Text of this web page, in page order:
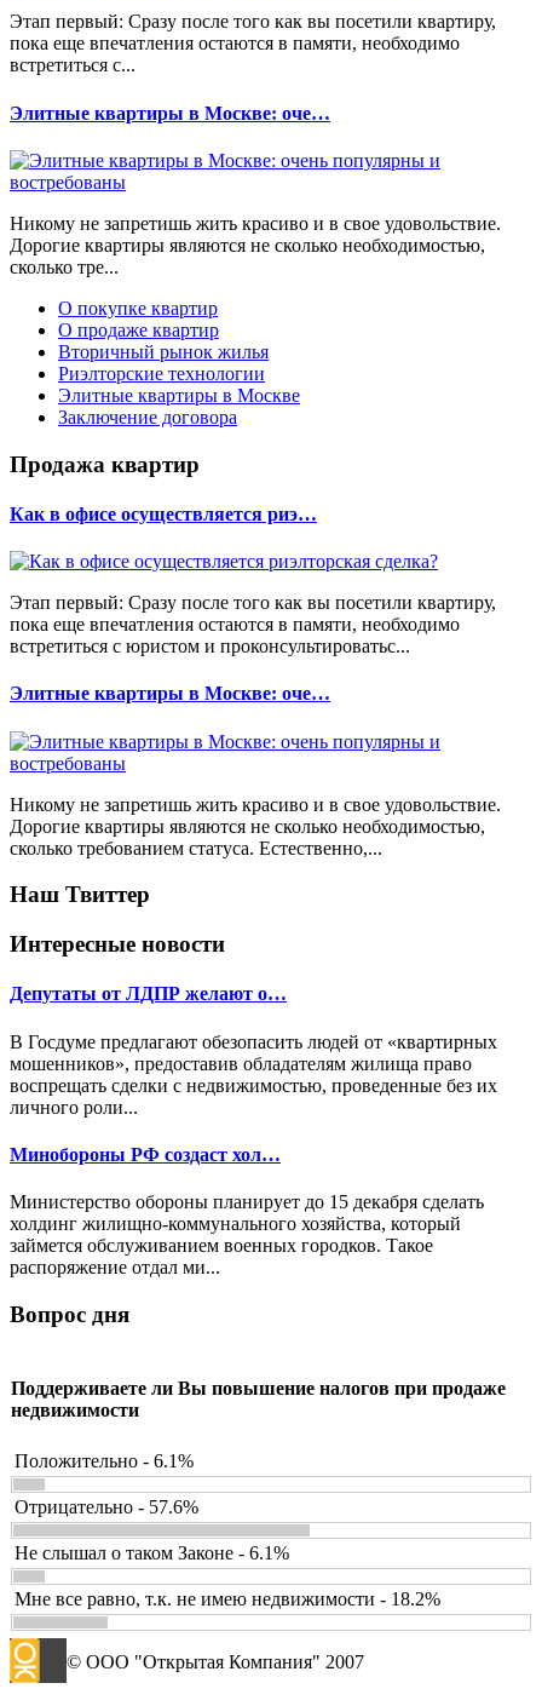
Этап первый: Сразу после того как вы посетили квартиру,
пока еще впечатления остаются в памяти, необходимо
встретиться с...
Элитные квартиры в Москве: оче…
Никому не запретишь жить красиво и в свое удовольствие.
Дорогие квартиры являются не сколько необходимостью,
сколько тре...
О покупке квартир
О продаже квартир
Вторичный рынок жилья
Риэлторские технологии
Элитные квартиры в Москве
Заключение договора
Продажа квартир
Как в офисе осуществляется риэ…
Этап первый: Сразу после того как вы посетили квартиру,
пока еще впечатления остаются в памяти, необходимо
встретиться с юристом и проконсультироватьс...
Элитные квартиры в Москве: оче…
Никому не запретишь жить красиво и в свое удовольствие.
Дорогие квартиры являются не сколько необходимостью,
сколько требованием статуса. Естественно,...
Наш Твиттер
Интересные новости
Депутаты от ЛДПР желают о…
В Госдуме предлагают обезопасить людей от «квартирных
мошенников», предоставив обладателям жилища право
воспрещать сделки с недвижимостью, проведенные без их
личного роли...
Минобороны РФ создаст хол…
Министерство обороны планирует до 15 декабря сделать
холдинг жилищно-коммунального хозяйства, который
займется обслуживанием военных городков. Такое
распоряжение отдал ми...
Вопрос дня
Поддерживаете ли Вы повышение налогов при продаже
недвижимости
Положительно - 6.1%
Отрицательно - 57.6%
Не слышал о таком Законе - 6.1%
Мне все равно, т.к. не имею недвижимости - 18.2%
© ООО "Открытая Компания" 2007